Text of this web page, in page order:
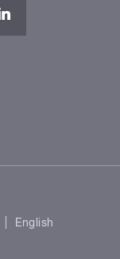
English